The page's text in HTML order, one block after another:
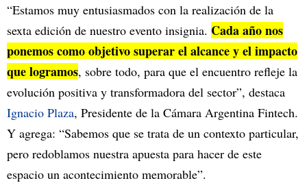
“Estamos muy entusiasmados con la realización de la
sexta edición de nuestro evento insignia. Cada año nos
ponemos como objetivo superar el alcance y el impacto
que logramos, sobre todo, para que el encuentro refleje la
evolución positiva y transformadora del sector”, destaca
Ignacio Plaza, Presidente de la Cámara Argentina Fintech.
Y agrega: “Sabemos que se trata de un contexto particular,
pero redoblamos nuestra apuesta para hacer de este
espacio un acontecimiento memorable”.